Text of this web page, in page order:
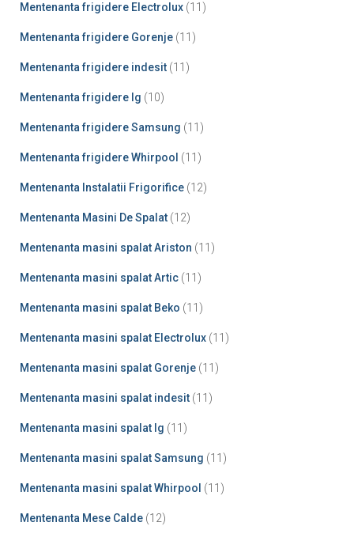
Mentenanta frigidere Electrolux (11)
Mentenanta frigidere Gorenje (11)
Mentenanta frigidere indesit (11)
Mentenanta frigidere lg (10)
Mentenanta frigidere Samsung (11)
Mentenanta frigidere Whirpool (11)
Mentenanta Instalatii Frigorifice (12)
Mentenanta Masini De Spalat (12)
Mentenanta masini spalat Ariston (11)
Mentenanta masini spalat Artic (11)
Mentenanta masini spalat Beko (11)
Mentenanta masini spalat Electrolux (11)
Mentenanta masini spalat Gorenje (11)
Mentenanta masini spalat indesit (11)
Mentenanta masini spalat lg (11)
Mentenanta masini spalat Samsung (11)
Mentenanta masini spalat Whirpool (11)
Mentenanta Mese Calde (12)